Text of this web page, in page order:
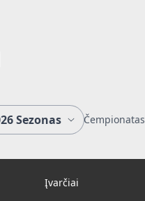
Čempionatas
Įvarčiai